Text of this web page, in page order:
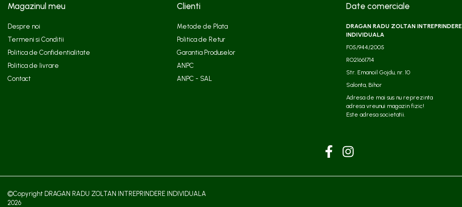
Magazinul meu
Despre noi
Termeni si Conditii
Politica de Confidentialitate
Politica de livrare
Contact
Clienti
Metode de Plata
Politica de Retur
Garantia Produselor
ANPC
ANPC - SAL
Date comerciale
DRAGAN RADU ZOLTAN INTREPRINDERE
INDIVIDUALA
F05/944/2005
RO21661714
Str. Emanoil Gojdu, nr. 10
Salonta, Bihor
Adresa de mai sus nu reprezinta
adresa vreunui magazin fizic!
Este adresa societatii.​
©Copyright DRAGAN RADU ZOLTAN INTREPRINDERE INDIVIDUALA
2026